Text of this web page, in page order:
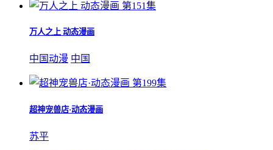
第151集
万人之上 动态漫画
中国动漫 中国
第199集
超神宠兽店·动态漫画
苏平